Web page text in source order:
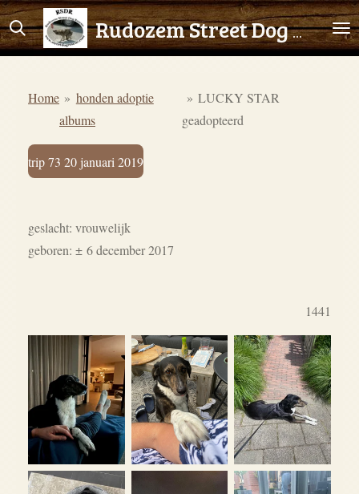
Ga
direct
hoofdinhoud
Rudozem Street Dog Rescue
Home » honden adoptie
albums
» LUCKY STAR
geadopteerd
trip 73 20 januari 2019
geslacht: vrouwelijk
geboren: ± 6 december 2017
1441